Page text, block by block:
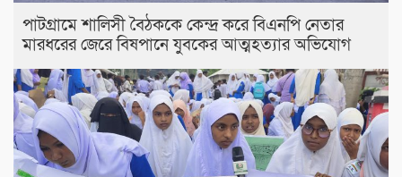
পাটগ্রামে শালিসী বৈঠককে কেন্দ্র করে বিএনপি নেতার
মারধরের জেরে বিষপানে যুবকের আত্মহত্যার অভিযোগ